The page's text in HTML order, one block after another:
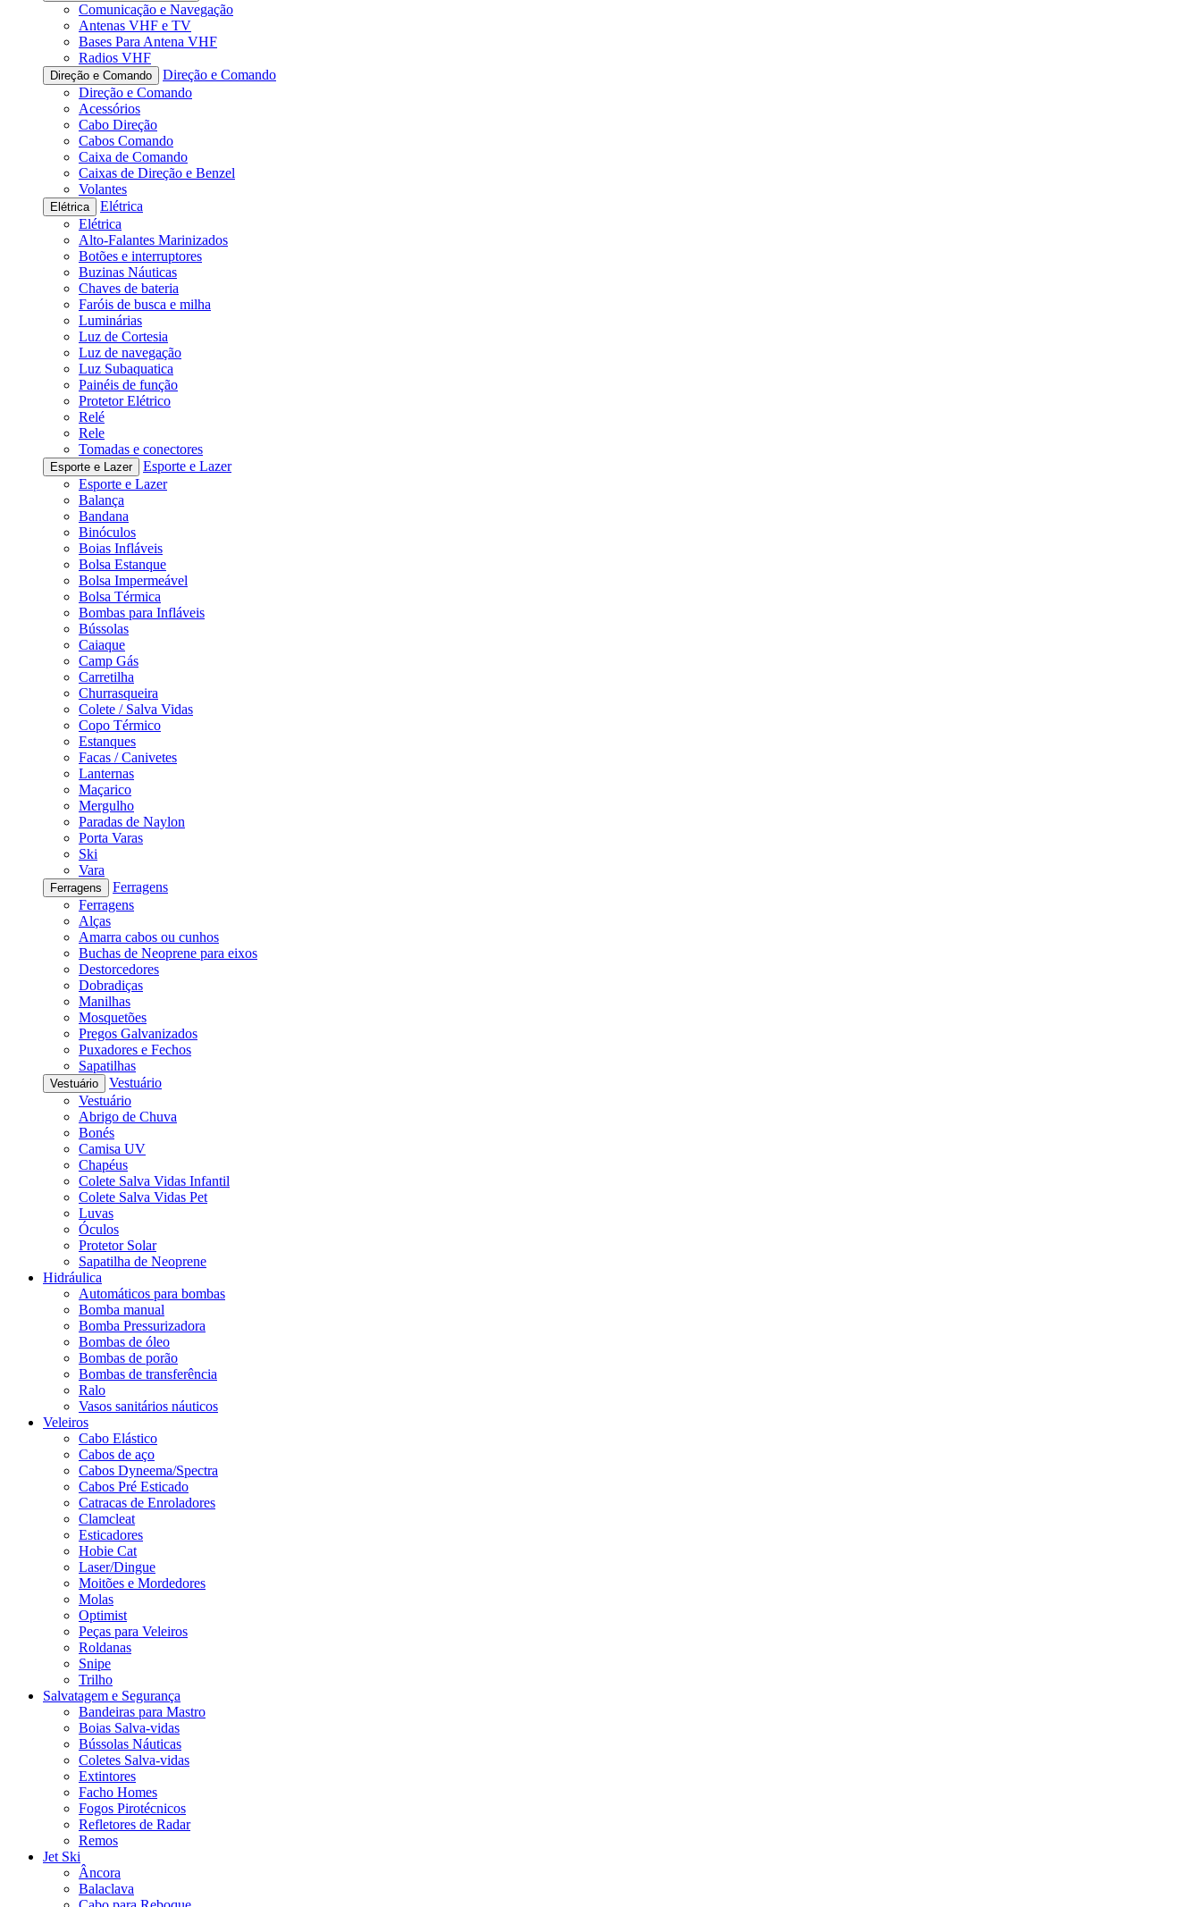
Comunicação e Navegação
Antenas VHF e TV
Bases Para Antena VHF
Radios VHF
Direção e Comando
Direção e Comando
Direção e Comando
Acessórios
Cabo Direção
Cabos Comando
Caixa de Comando
Caixas de Direção e Benzel
Volantes
Elétrica
Elétrica
Elétrica
Alto-Falantes Marinizados
Botões e interruptores
Buzinas Náuticas
Chaves de bateria
Faróis de busca e milha
Luminárias
Luz de Cortesia
Luz de navegação
Luz Subaquatica
Painéis de função
Protetor Elétrico
Relé
Rele
Tomadas e conectores
Esporte e Lazer
Esporte e Lazer
Esporte e Lazer
Balança
Bandana
Binóculos
Boias Infláveis
Bolsa Estanque
Bolsa Impermeável
Bolsa Térmica
Bombas para Infláveis
Bússolas
Caiaque
Camp Gás
Carretilha
Churrasqueira
Colete / Salva Vidas
Copo Térmico
Estanques
Facas / Canivetes
Lanternas
Maçarico
Mergulho
Paradas de Naylon
Porta Varas
Ski
Vara
Ferragens
Ferragens
Ferragens
Alças
Amarra cabos ou cunhos
Buchas de Neoprene para eixos
Destorcedores
Dobradiças
Manilhas
Mosquetões
Pregos Galvanizados
Puxadores e Fechos
Sapatilhas
Vestuário
Vestuário
Vestuário
Abrigo de Chuva
Bonés
Camisa UV
Chapéus
Colete Salva Vidas Infantil
Colete Salva Vidas Pet
Luvas
Óculos
Protetor Solar
Sapatilha de Neoprene
Hidráulica
Automáticos para bombas
Bomba manual
Bomba Pressurizadora
Bombas de óleo
Bombas de porão
Bombas de transferência
Ralo
Vasos sanitários náuticos
Veleiros
Cabo Elástico
Cabos de aço
Cabos Dyneema/Spectra
Cabos Pré Esticado
Catracas de Enroladores
Clamcleat
Esticadores
Hobie Cat
Laser/Dingue
Moitões e Mordedores
Molas
Optimist
Peças para Veleiros
Roldanas
Snipe
Trilho
Salvatagem e Segurança
Bandeiras para Mastro
Boias Salva-vidas
Bússolas Náuticas
Coletes Salva-vidas
Extintores
Facho Homes
Fogos Pirotécnicos
Refletores de Radar
Remos
Jet Ski
Âncora
Balaclava